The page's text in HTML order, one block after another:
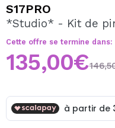
En créant un compte
effectuer vos achats
commandes et
S17PRO
*Studio* - Kit de
Cette offre se termine dans:
135,00€